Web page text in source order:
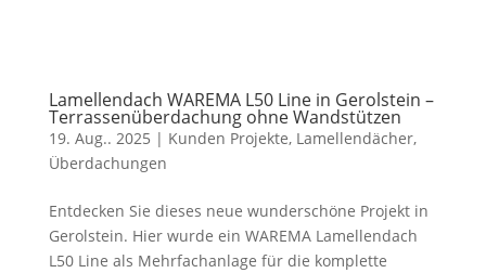
Lamellendach WAREMA L50 Line in Gerolstein –
Terrassenüberdachung ohne Wandstützen
19. Aug.. 2025 | Kunden Projekte, Lamellendächer,
Überdachungen
Entdecken Sie dieses neue wunderschöne Projekt in
Gerolstein. Hier wurde ein WAREMA Lamellendach
L50 Line als Mehrfachanlage für die komplette